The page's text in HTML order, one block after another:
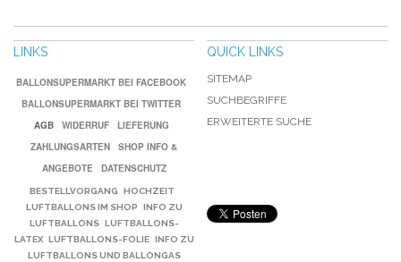
LINKS
BALLONSUPERMARKT BEI FACEBOOK
BALLONSUPERMARKT BEI TWITTER
AGB
WIDERRUF
LIEFERUNG
ZAHLUNGSARTEN
SHOP INFO &
ANGEBOTE
DATENSCHUTZ
BESTELLVORGANG
HOCHZEIT
LUFTBALLONS IM SHOP
INFO ZU
LUFTBALLONS LUFTBALLONS-
LATEX LUFTBALLONS-FOLIE INFO ZU
LUFTBALLONS UND BALLONGAS
QUICK LINKS
SITEMAP
SUCHBEGRIFFE
ERWEITERTE SUCHE